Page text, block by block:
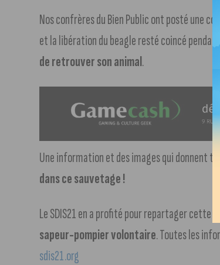
Nos confrères du Bien Public ont posté une
et la libération du beagle resté coincé
de retrouver son animal.
Une information et des images qui donnent
dans ce sauvetage !
Le SDIS21 en a profité pour repartager cette
sapeur-pompier volontaire. Toutes les
sdis21.org